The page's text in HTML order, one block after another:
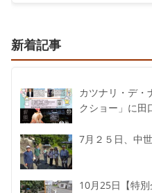
新着記事
カツナリ・デ・
クショー」に田
7月２５日、中
10月25日【特